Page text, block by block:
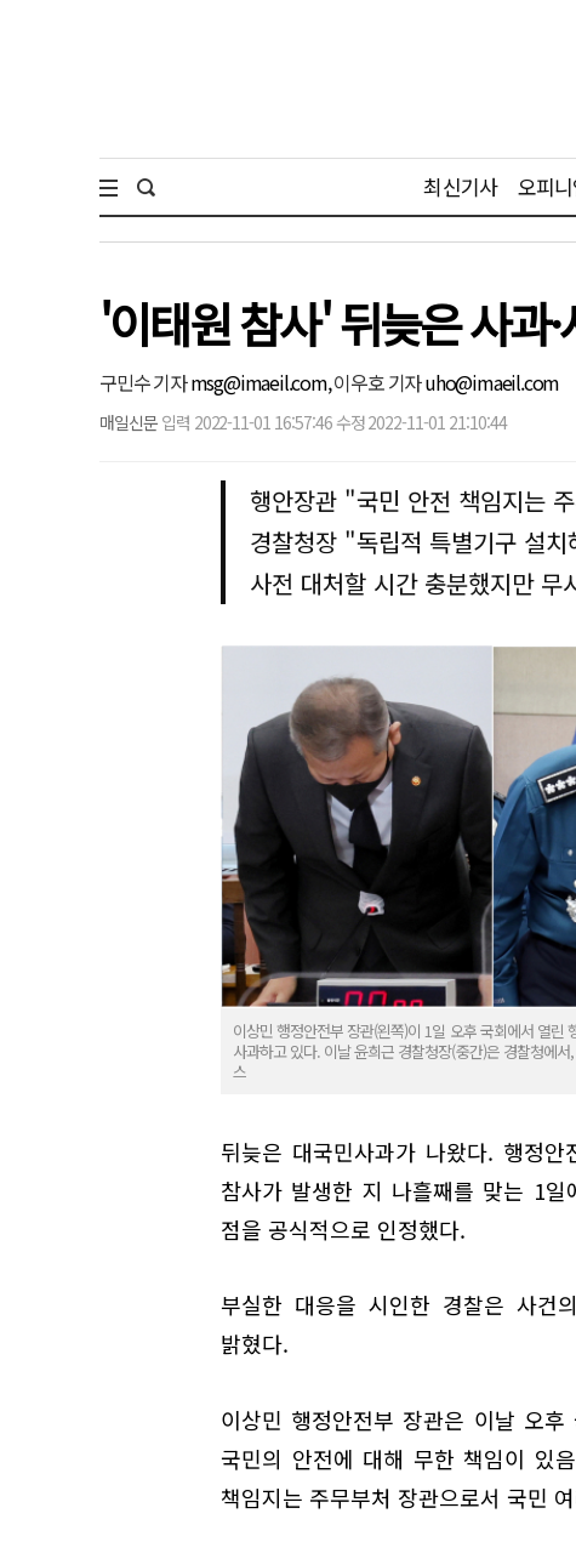
최신기사 오피
'이태원 참사' 뒤늦은 사과
구민수 기자msg@imaeil.com,이우호 기자uho@imaeil.com
매일신문 입력 2022-11-01 16:57:46 수정 2022-11-01 21:10:44
행안장관 "국민 안전 책임지는
경찰청장 "독립적 특별기구 설
사전 대처할 시간 충분했지만
이상민 행정안전부 장관(왼쪽)이 1일 오후 국회에서 열
사과하고 있다. 이날 윤희근 경찰청장(중간)은 경찰청에
스
뒤늦은 대국민사과가 나왔다. 행정
참사가 발생한 지 나흘째를 맞는 1
점을 공식적으로 인정했다.
부실한 대응을 시인한 경찰은 사건
밝혔다.
이상민 행정안전부 장관은 이날 오
국민의 안전에 대해 무한 책임이 있
책임지는 주무부처 장관으로서 국민